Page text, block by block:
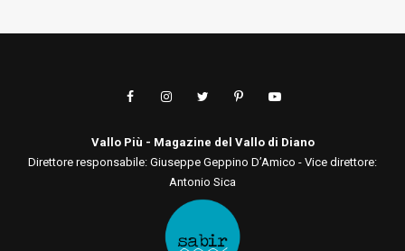
Vallo Più - Magazine del Vallo di Diano
Direttore responsabile: Giuseppe Geppino D’Amico - Vice direttore:
Antonio Sica